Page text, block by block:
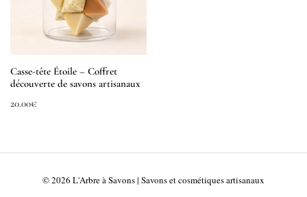
Casse-tête Étoile – Coffret
découverte de savons artisanaux
20.00€
© 2026 L'Arbre à Savons | Savons et cosmétiques artisanaux